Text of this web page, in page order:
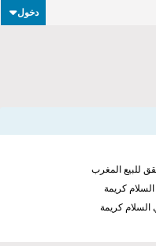
دخول
للبيع المغرب
كريمة